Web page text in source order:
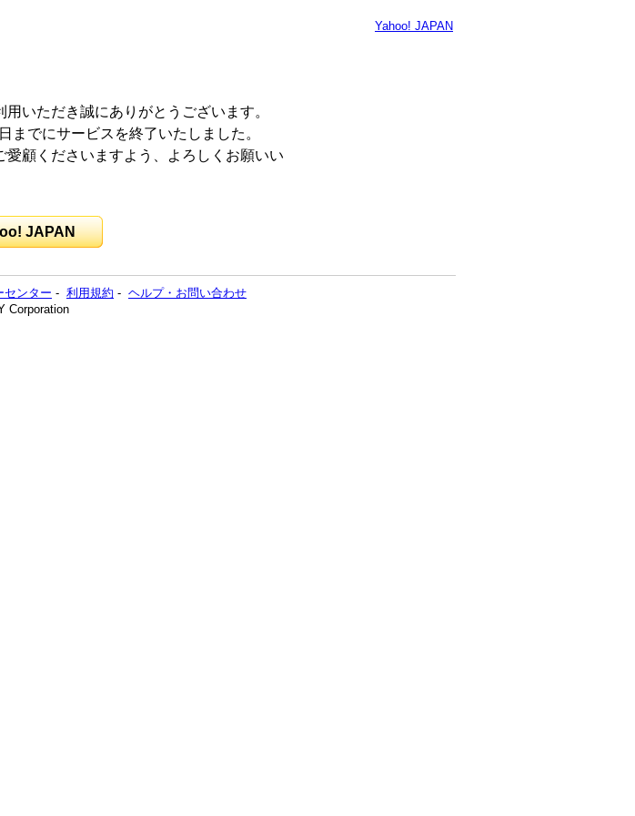
Yahoo! JAPAN
いただき誠にありがとうございます。
までにサービスを終了いたしました。
顧くださいますよう、よろしくお願いい
JAPAN
センター - 利用規約 - ヘルプ・お問い合わせ
Corporation